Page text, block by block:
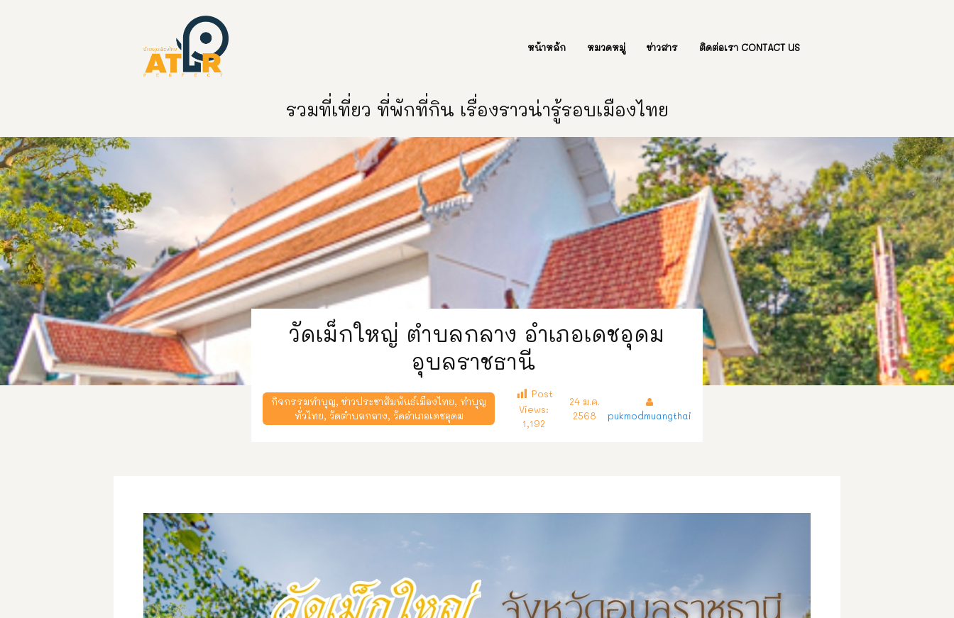
หน้าหลัก หมวดหมู่ ข่าวสาร ติดต่อเรา CONTACT US
รวมที่เที่ยว ที่พักที่กิน เรื่องราวน่ารู้รอบเมืองไทย
วัดเม็กใหญ่ ตำบลกลาง อำเภอเดชอุดม
อุบลราชธานี
กิจกรรมทำบุญ,ข่าวประชาสัมพันธ์เมืองไทย, ทำบุญ
ทั่วไทย, วัดตำบลกลาง, วัดอำเภอเดชอุดม
Post
Views:
1,192
24 ม.ค.
2568
pukmodmuangthai